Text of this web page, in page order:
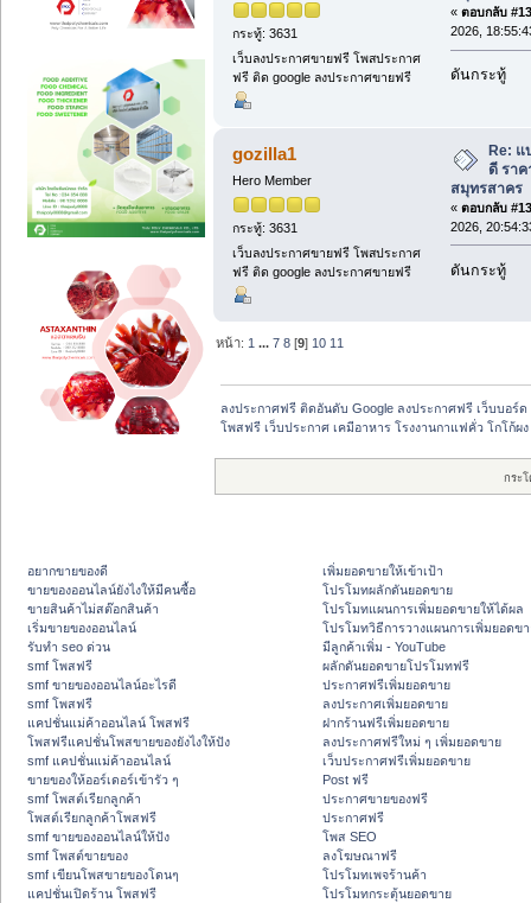
กระทู้: 3631
เว็บลงประกาศขายฟรี โพสประกาศ
ฟรี ติด google ลงประกาศขายฟรี
« ตอบกลับ
2026,
ดันกระทู้
gozilla1
Hero Member
กระทู้: 3631
เว็บลงประกาศขายฟรี โพสประกาศ
ฟรี ติด google ลงประกาศขายฟรี
Re: แ
ดี รา
สมุทรสาคร
« ตอบกลับ
2026,
ดันกระทู้
หน้า: 1 ...7 8 [9] 10 11
ลงประกาศฟรี ติดอันดับ Google ลงประกาศฟรี เว็บบอร์ด
โพสฟรี เว็บประกาศ เคมีอาหาร โรงงานกาแฟคั่ว โกโก้ผง
กระ
อยากขายของดี
ขายของออนไลน์ยังไงให้มีคนซื้อ
ขายสินค้าไม่สต๊อกสินค้า
เริ่มขายของออนไลน์
รับทำ seo ด่วน
smf โพสฟรี
smf ขายของออนไลน์อะไรดี
smf โพสฟรี
แคปชั่นแม่ค้าออนไลน์ โพสฟรี
โพสฟรีแคปชั่นโพสขายของยังไงให้ปัง
smf แคปชั่นแม่ค้าออนไลน์
ขายของให้ออร์เดอร์เข้ารัว ๆ
smf โพสต์เรียกลูกค้า
โพสต์เรียกลูกค้าโพสฟรี
smf ขายของออนไลน์ให้ปัง
smf โพสต์ขายของ
smf เขียนโพสขายของโดนๆ
แคปชั่นเปิดร้าน โพสฟรี
เพิ่มยอดขายให้เข้าเป้า
โปรโมทผลักดันยอดขาย
โปรโมทแผนการเพิ่มยอดขายให้ได้ผล
โปรโมทวิธีการวางแผนการเพิ่มยอดข
มีลูกค้าเพิ่ม - YouTube
ผลักดันยอดขายโปรโมทฟรี
ประกาศฟรีเพิ่มยอดขาย
ลงประกาศเพิ่มยอดขาย
ฝากร้านฟรีเพิ่มยอดขาย
ลงประกาศฟรีใหม่ ๆ เพิ่มยอดขาย
เว็บประกาศฟรีเพิ่มยอดขาย
Post ฟรี
ประกาศขายของฟรี
ประกาศฟรี
โพส SEO
ลงโฆษณาฟรี
โปรโมทเพจร้านค้า
โปรโมทกระตุ้นยอดขาย